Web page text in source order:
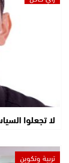
لا تجعلوا
تربية وتكوين